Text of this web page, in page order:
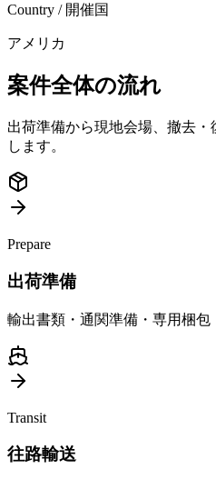
Country / 開催国
アメリカ
案件全体の流れ
出荷準備から現地会場、撤去
します。
Prepare
出荷準備
輸出書類・通関準備・専用梱包
Transit
往路輸送